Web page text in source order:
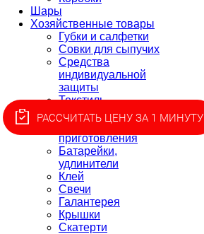
Шары
Хозяйственные товары
Губки и салфетки
Совки для сыпучих
Средства
индивидуальной
защиты
Текстиль
Товары для пикника
Товары для
приготовления
Батарейки,
удлинители
Клей
Свечи
Галантерея
Крышки
Скатерти
РАССЧИТАТЬ ЦЕНУ ЗА 1 МИНУТУ